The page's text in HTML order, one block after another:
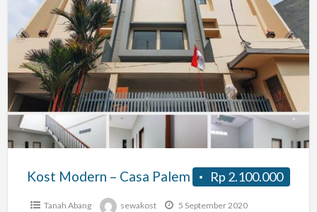
Kost
Modern
–
Casa
Palem
Rp 2.100.000
Kost Modern – Casa Palem
Tanah Abang sewakost 5 September 2020